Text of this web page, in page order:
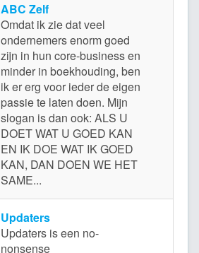
ABC Zelf
Omdat ik zie dat veel
ondernemers enorm goed
zijn in hun core-business en
minder in boekhouding, ben
ik er erg voor ieder de eigen
passie te laten doen. Mijn
slogan is dan ook: ALS U
DOET WAT U GOED KAN
EN IK DOE WAT IK GOED
KAN, DAN DOEN WE HET
SAME...
Updaters
Updaters is een no-
nonsense